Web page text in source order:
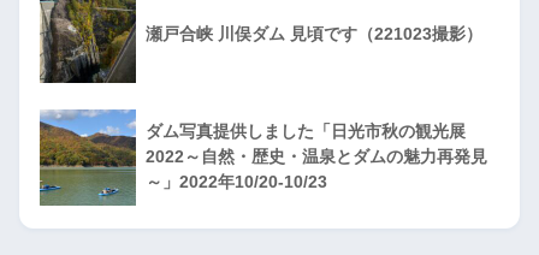
瀬戸合峡 川俣ダム 見頃です（221023撮影）
ダム写真提供しました「日光市秋の観光展
2022～自然・歴史・温泉とダムの魅力再発見
～」2022年10/20-10/23